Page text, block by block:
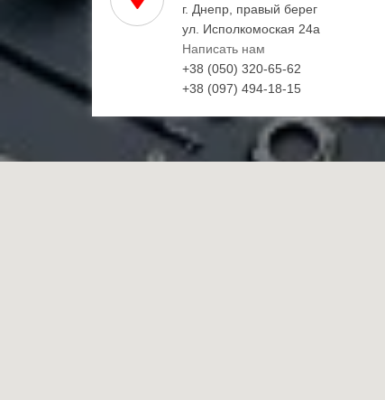
г. Днепр, правый берег
ул. Исполкомоская 24а
Написать нам
+38 (050) 320-65-62
+38 (097) 494-18-15